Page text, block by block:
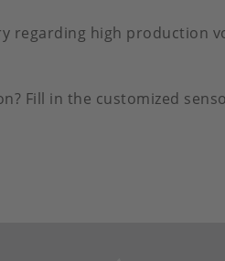
high production
Fill in the customized